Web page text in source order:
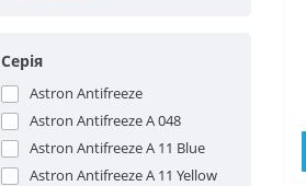
Серія
Astron Antifreeze
Astron Antifreeze A 048
Astron Antifreeze A 11 Blue
Astron Antifreeze A 11 Yellow